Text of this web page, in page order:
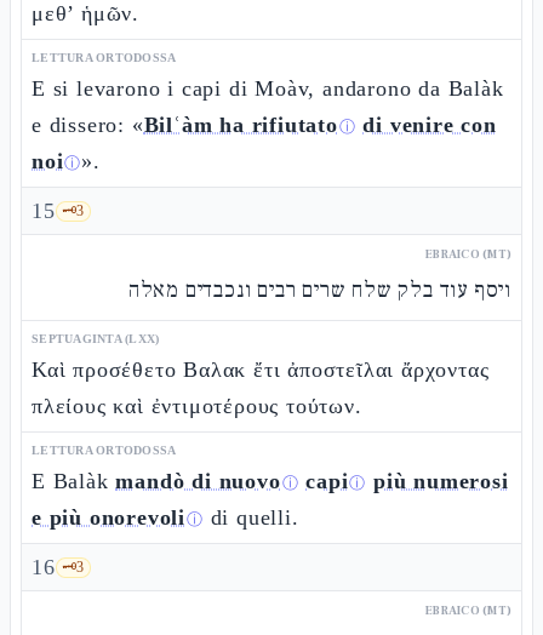
μεθ’ ἡμῶν.
LETTURA ORTODOSSA
E si levarono i capi di Moàv, andarono da Balàk
e dissero: «Bilʿàm ha rifiutatoⓘ di venire con
noiⓘ».
15 🗝️3
EBRAICO (MT)
ויסף עוד בלק שלח שרים רבים ונכבדים מאלה
SEPTUAGINTA (LXX)
Καὶ προσέθετο Βαλακ ἔτι ἀποστεῖλαι ἄρχοντας
πλείους καὶ ἐντιμοτέρους τούτων.
LETTURA ORTODOSSA
E Balàkmandò di nuovoⓘ capiⓘ più numerosi
e più onorevoliⓘ di quelli.
16 🗝️3
EBRAICO (MT)